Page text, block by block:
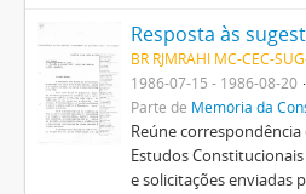
BR RJMRAHI MC-CEC-
1986-07-15 - 1986-08-20
Parte de Memória da
Reúne
Estudos
e solicitações enviadas